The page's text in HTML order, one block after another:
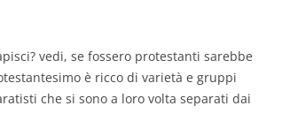
vedi, se fossero protestanti sarebbe
è ricco di varietà e gruppi
che si sono a loro volta separati dai